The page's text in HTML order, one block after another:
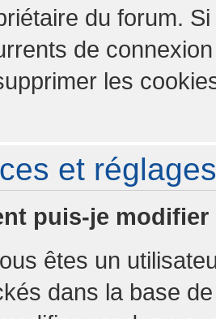
du forum.
de
les
et
puis-je modifier
êtes un
dans la base